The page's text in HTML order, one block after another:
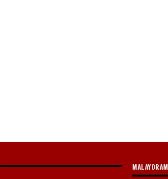
MALAYORAM